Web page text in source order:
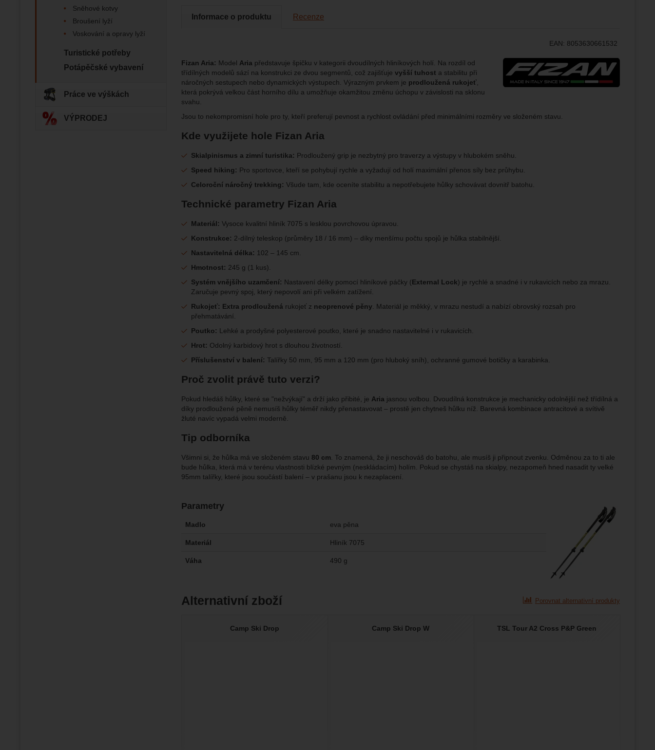
Data získaná pomocí těchto cookies zpracováváme souhrnně a anonymně, takže
nejsme schopni identifikovat konkrétní uživatele našeho webu.
Marketingové
Povoleno
Zobrazit
Marketingové cookies používáme my nebo naši partneři, abychom vám mohli zobrazit
Informace o produktu Recenze
EAN: 8053630661532
Výrobce:
Fizan Aria: Model Aria představuje špičku v kategorii dvoudílných hliníkových holí. Na rozdíl od
třídílných modelů sází na konstrukci ze dvou segmentů, což zajišťuje vyšší tuhost a stabilitu při
náročných sestupech nebo dynamických výstupech. Výrazným prvkem je prodloužená rukojeť
která pokrývá velkou část horního dílu a umožňuje okamžitou změnu úchopu v závislosti na sklonu
svahu.
Jsou to nekompromisní hole pro ty, kteří preferují pevnost a rychlost ovládání před minimálními rozměry ve složeném stavu.
Kde využijete hole Fizan Aria
Skialpinismus a zimní turistika: Prodloužený grip je nezbytný pro traverzy a výstupy v hlubokém sněhu.
Speed hiking: Pro sportovce, kteří se pohybují rychle a vyžadují od holí maximální přenos síly bez průhybu.
Celoroční náročný trekking: Všude tam, kde oceníte stabilitu a nepotřebujete hůlky schovávat dovnitř batohu.
Technické parametry Fizan Aria
Materiál: Vysoce kvalitní hliník 7075 s lesklou povrchovou úpravou.
Konstrukce: 2-dílný teleskop (průměry 18 / 16 mm) – díky menšímu počtu spojů je hůlka stabilnější.
Nastavitelná délka: 102 – 145 cm.
Hmotnost: 245 g (1 kus).
Systém vnějšího uzamčení: Nastavení délky pomocí hliníkové páčky (External Lock) je rychlé a snadné i v rukavicích nebo za mrazu.
Zaručuje pevný spoj, který nepovolí ani při velkém zatížení.
Rukojeť: Extra prodloužená rukojeť z neoprenové pěny . Materiál je měkký, v mrazu nestudí a nabízí obrovský rozsah pro
přehmatávání.
Poutko: Lehké a prodyšné polyesterové poutko, které je snadno nastavitelné i v rukavicích.
Hrot: Odolný karbidový hrot s dlouhou životností.
Příslušenství v balení: Talířky 50 mm, 95 mm a 120 mm (pro hluboký sníh) , ochranné gumové botičky a karabinka.
Proč zvolit právě tuto verzi?
Pokud hledáš hůlky, které se "nežvýkají" a drží jako přibité, je Aria jasnou volbou. Dvoudílná konstrukce je mechanicky odolnější než třídílná a
díky prodloužené pěně nemusíš hůlky téměř nikdy přenastavovat – prostě jen chytneš hůlku níž. Barevná kombinace antracitové a svítivě
žluté navíc vypadá velmi moderně.
Tip odborníka
Všimni si, že hůlka má ve složeném stavu 80 cm . To znamená, že ji neschováš do batohu, ale musíš ji připnout zvenku. Odměnou za to ti ale
bude hůlka, která má v terénu vlastnosti blízké pevným (neskládacím) holím. Pokud se chystáš na skialpy, nezapomeň hned nasadit ty velké
95mm talířky, které jsou součástí balení – v prašanu jsou k nezaplacení.
Parametry
Madlo eva pěna
Materiál Hliník 7075
Váha 490 g
Alternativní zboží Porovnat alternativní produkty
Camp Ski Drop Camp Ski Drop W TSL Tour A2 Cross P&P Green
Sněhové kotvy
Broušení lyží
Voskování a opravy lyží
Turistické potřeby
Potápěčské vybavení
Práce ve výškách
VÝPRODEJ